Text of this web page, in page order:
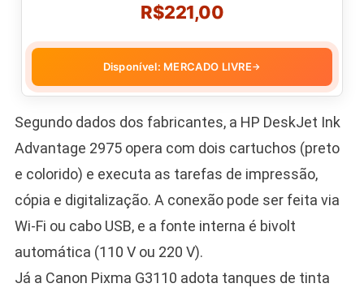
R$221,00
Disponível: MERCADO LIVRE→
Segundo dados dos fabricantes, a HP DeskJet Ink
Advantage 2975 opera com dois cartuchos (preto
e colorido) e executa as tarefas de impressão,
cópia e digitalização. A conexão pode ser feita via
Wi-Fi ou cabo USB, e a fonte interna é bivolt
automática (110 V ou 220 V).
Já a Canon Pixma G3110 adota tanques de tinta